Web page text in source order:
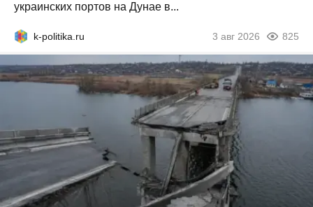
украинских портов на Дунае в...
k-politika.ru 3 авг 2026 825